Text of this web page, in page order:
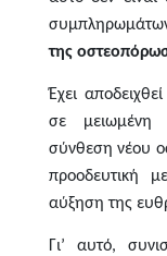
της
Έχει
σε μειωμένη
σύνθεση νέου
προοδευτική
αύξηση της
Γι’ αυτό,